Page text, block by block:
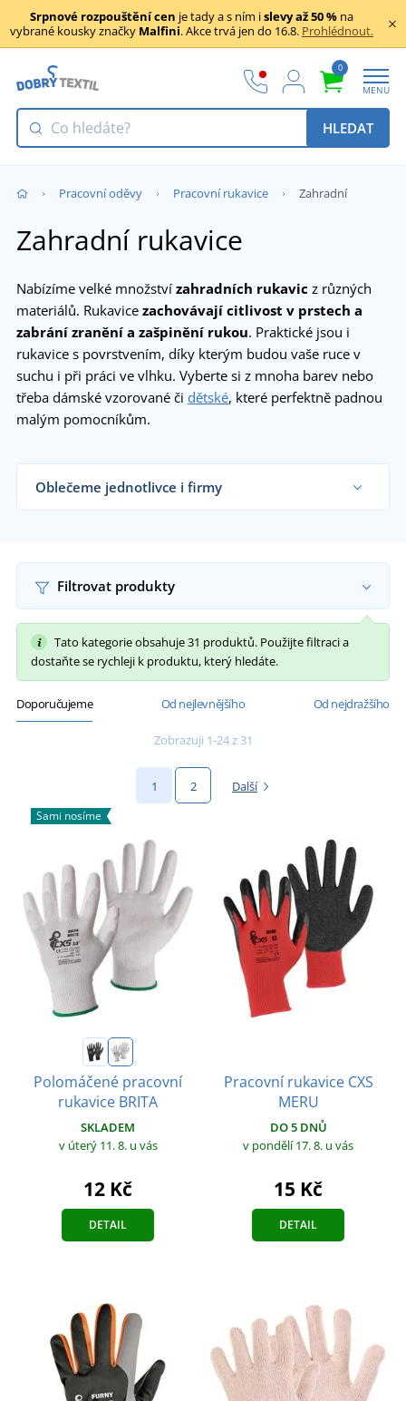
Srpnové rozpouštění cen je tady a s ním islevy až 50 % na
vybrané kousky značky Malfini. Akce trvá jen do 16.8. Prohlédnout.
0
MENU
HLEDAT
Pracovní oděvy Pracovní rukavice Zahradní
Zahradní rukavice
Nabízíme velké množství zahradních rukavic z různých
materiálů. Rukavice zachovávají citlivost v prstech a
zabrání zranění a zašpinění rukou. Praktické jsou i
rukavice s povrstvením, díky kterým budou vaše ruce v
suchu i při práci ve vlhku. Vyberte si z mnoha barev nebo
třeba dámské vzorované či dětské, které perfektně padnou
malým pomocníkům.
Oblečeme jednotlivce i firmy
Filtrovat produkty
Tato kategorie obsahuje 31 produktů. Použijte filtraci a
dostaňte se rychleji k produktu, který hledáte.
Doporučujeme Od nejlevnějšího Od nejdražšího
Zobrazuji 1-24 z 31
1 2 Další
Sami nosíme
Polomáčené pracovní
rukavice BRITA
SKLADEM
v úterý 11. 8. u vás
12 Kč
DETAIL
Pracovní rukavice CXS
MERU
DO 5 DNŮ
v pondělí 17. 8. u vás
15 Kč
DETAIL